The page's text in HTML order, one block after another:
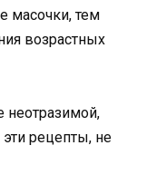
масочки, тем
возрастных
неотразимой,
эти рецепты, не